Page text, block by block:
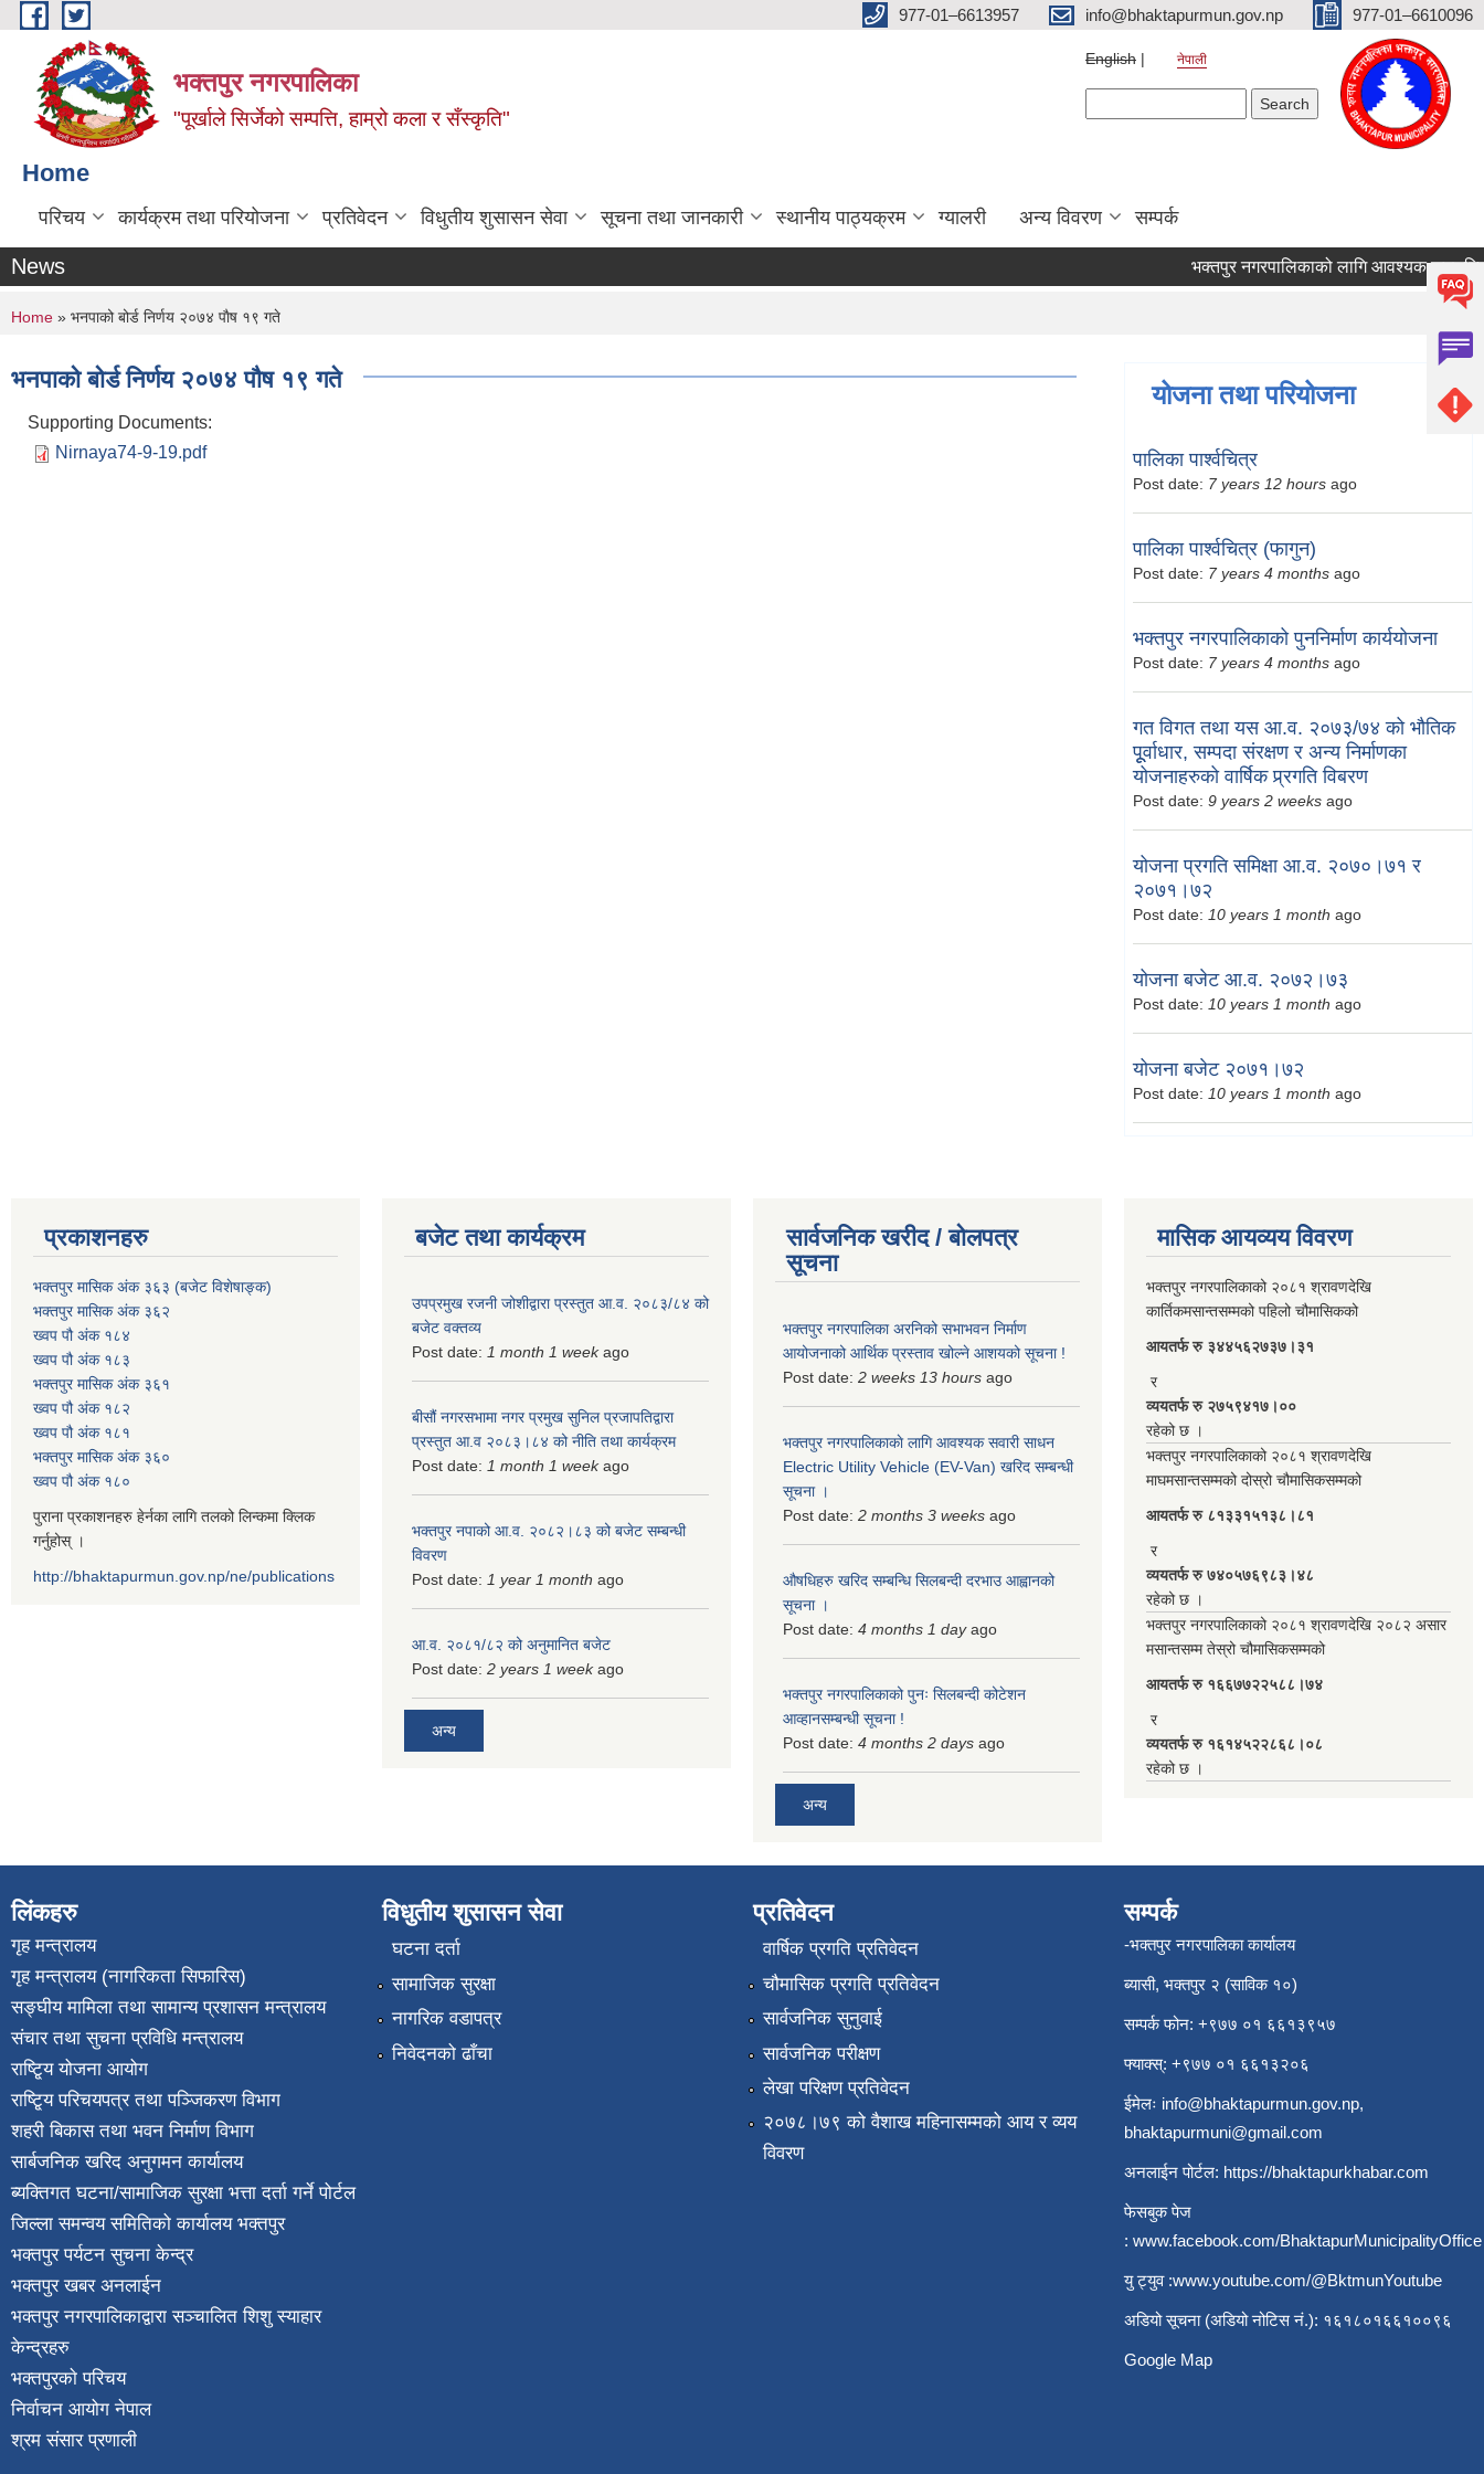
Skip to main content 977-01–6613957 info@bhaktapurmun.gov.np 977-01–6610096
भक्तपुर नगरपालिका
"पूर्खाले सिर्जेको सम्पत्ति, हाम्रो कला र सँस्कृति"
English नेपाली
Home
परिचय कार्यक्रम तथा परियोजना प्रतिवेदन विधुतीय शुसासन सेवा सूचना तथा जानकारी स्थानीय पाठ्यक्रम ग्यालरी अन्य विवरण सम्पर्क
News भक्तपुर नगरपालिकाको लागि आवश्यक जनशक्ति
You are here
Home » भनपाको बोर्ड निर्णय २०७४ पाैष १९ गते
भनपाको बोर्ड निर्णय २०७४ पाैष १९ गते
Supporting Documents:
Nirnaya74-9-19.pdf
योजना तथा परियोजना
पालिका पार्श्वचित्र
Post date: 7 years 12 hours ago
पालिका पार्श्वचित्र (फागुन)
Post date: 7 years 4 months ago
भक्तपुर नगरपालिकाको पुननिर्माण कार्ययोजना
Post date: 7 years 4 months ago
गत विगत तथा यस आ.व. २०७३/७४ को भौतिक
पूूर्वाधार, सम्पदा संरक्षण र अन्य निर्माणका
योजनाहरुको वार्षिक प्र्रगति विबरण
Post date: 9 years 2 weeks ago
योजना प्रगति समिक्षा आ.व. २०७०।७१ र
२०७१।७२
Post date: 10 years 1 month ago
योजना बजेट आ.व. २०७२।७३
Post date: 10 years 1 month ago
योजना बजेट २०७१।७२
Post date: 10 years 1 month ago
प्रकाशनहरु
भक्तपुर मासिक अंक ३६३ (बजेट विशेषाङ्क)
भक्तपुर मासिक अंक ३६२
ख्वप पौ अंक १८४
ख्वप पौ अंक १८३
भक्तपुर मासिक अंक ३६१
ख्वप पौ अंक १८२
ख्वप पौ अंक १८१
भक्तपुर मासिक अंक ३६०
ख्वप पौ अंक १८०
पुराना प्रकाशनहरु हेर्नका लागि तलको लिन्कमा क्लिक
गर्नुहोस् ।
http://bhaktapurmun.gov.np/ne/publications
बजेट तथा कार्यक्रम
उपप्रमुख रजनी जोशीद्वारा प्रस्तुत आ.व. २०८३/८४ को
बजेट वक्तव्य
Post date: 1 month 1 weekago
बीसौं नगरसभामा नगर प्रमुख सुनिल प्रजापतिद्वारा
प्रस्तुत आ.व‍ २०८३।८४ को नीति तथा कार्यक्रम
Post date: 1 month 1 weekago
भक्तपुर नपाको आ.व. २०८२।८३ को बजेट सम्बन्धी
विवरण
Post date: 1 year 1 month ago
आ.व. २०८१/८२ को अनुमानित बजेट
Post date: 2 years 1 weekago
अन्य
सार्वजनिक खरीद / बोलपत्र
सूचना
भक्तपुर नगरपालिका अरनिको सभाभवन निर्माण
आयोजनाको आर्थिक प्रस्ताव खोल्ने आशयको सूचना !
Post date: 2 weeks 13 hours ago
भक्तपुर नगरपालिकाकाे लागि आवश्यक सवारी साधन
Electric Utility Vehicle (EV-Van) खरिद सम्बन्धी
सूचना ।
Post date: 2 months 3 weeks ago
औषधिहरु खरिद सम्बन्धि सिलबन्दी दरभाउ आह्वानको
सूचना ।
Post date: 4 months 1 dayago
भक्तपुर नगरपालिकाको पुनः सिलबन्दी कोटेशन
आव्हानसम्बन्धी सूचना !
Post date: 4 months 2 days ago
अन्य
मासिक आयव्यय विवरण
भक्तपुर नगरपालिकाको २०८१ श्रावणदेखि
कार्तिकमसान्तसम्मको पहिलो चौमासिकको
आयतर्फ रु‌ ३४४५६२७३७।३१
र
व्ययतर्फ रु २७५९४१७।००
रहेको छ ।
भक्तपुर नगरपालिकाको २०८१ श्रावणदेखि
माघमसान्तसम्मको दोस्रो चौमासिकसम्मको
आयतर्फ रु‌ ८१३३१५१३८।८१
र
व्ययतर्फ रु ७४०५७६९८३।४८
रहेको छ ।
भक्तपुर नगरपालिकाको २०८१ श्रावणदेखि २०८२ असार
मसान्तसम्म तेस्रो चौमासिकसम्मको
आयतर्फ रु‌ १६६७७२२५८८।७४
र
व्ययतर्फ रु १६१४५२२८६८।०८
रहेको छ ।
लिंकहरु
गृह मन्त्रालय
गृह मन्त्रालय (नागरिकता सिफारिस)
सङ्घीय मामिला तथा सामान्य प्रशासन मन्त्रालय
संचार तथा सुचना प्रविधि मन्त्रालय
राष्टि्ृय योजना आयोग
राष्टि्ृय परिचयपत्र तथा पञ्जिकरण विभाग
शहरी बिकास तथा भवन निर्माण विभाग
सार्बजनिक खरिद अनुगमन कार्यालय
ब्यक्तिगत घटना/सामाजिक सुरक्षा भत्ता दर्ता गर्ने पोर्टल
जिल्ला समन्वय समितिको कार्यालय भक्तपुर
भक्तपुर पर्यटन सुचना केन्द्र
भक्तपुर खबर अनलाईन
भक्तपुर नगरपालिकाद्वारा सञ्चालित शिशु स्याहार
केन्द्रहरु
भक्तपुरकाे परिचय
निर्वाचन आयोग नेपाल
श्रम संसार प्रणाली
विधुतीय शुसासन सेवा
घटना दर्ता
सामाजिक सुरक्षा
नागरिक वडापत्र
निवेदनको ढाँचा
प्रतिवेदन
वार्षिक प्रगति प्रतिवेदन
चौमासिक प्रगति प्रतिवेदन
सार्वजनिक सुनुवाई
सार्वजनिक परीक्षण
लेखा परिक्षण प्रतिवेदन
२०७८।७९ को वैशाख महिनासम्मको आय र व्यय
विवरण
सम्पर्क
-भक्तपुर नगरपालिका कार्यालय
ब्यासी, भक्तपुर २ (साविक १०)
सम्पर्क फोन: +९७७ ०१ ६६१३९५७
फ्याक्स्: +९७७ ०१ ६६१३२०६
ईमेलः info@bhaktapurmun.gov.np,
bhaktapurmuni@gmail.com
अनलाईन पोर्टल: https://bhaktapurkhabar.com
फेसबुक पेज
: www.facebook.com/BhaktapurMunicipalityOffice
यु ट्युव :www.youtube.com/@BktmunYoutube
अडियो सूचना (अडियो नोटिस नं.): १६१८०१६६१००९६
Google Map